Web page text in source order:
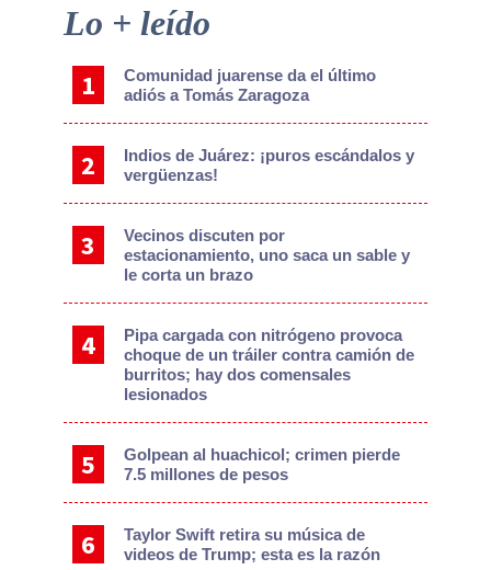
Primary
Lo + leído
Comunidad juarense da el último
adiós a Tomás Zaragoza
Indios de Juárez: ¡puros escándalos y
vergüenzas!
Vecinos discuten por
estacionamiento, uno saca un sable y
le corta un brazo
Pipa cargada con nitrógeno provoca
choque de un tráiler contra camión de
burritos; hay dos comensales
lesionados
Golpean al huachicol; crimen pierde
7.5 millones de pesos
Taylor Swift retira su música de
videos de Trump; esta es la razón